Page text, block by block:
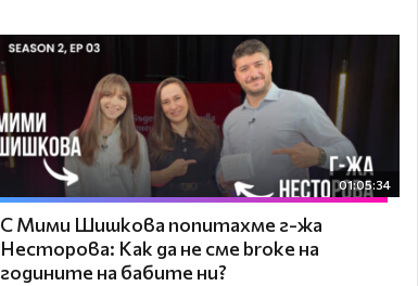
01:05:34
С Мими Шишкова попитахме г-жа
Несторова: Как да не сме broke на
годините на бабите ни?